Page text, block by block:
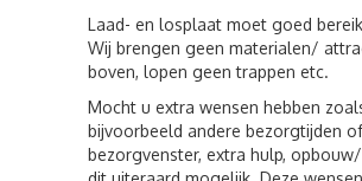
Laad- en losplaat moet goed
Wij brengen geen materialen/
boven, lopen geen trappen etc.
Mocht u extra wensen hebben
bijvoorbeeld andere bezorgtijden
bezorgvenster, extra hulp,